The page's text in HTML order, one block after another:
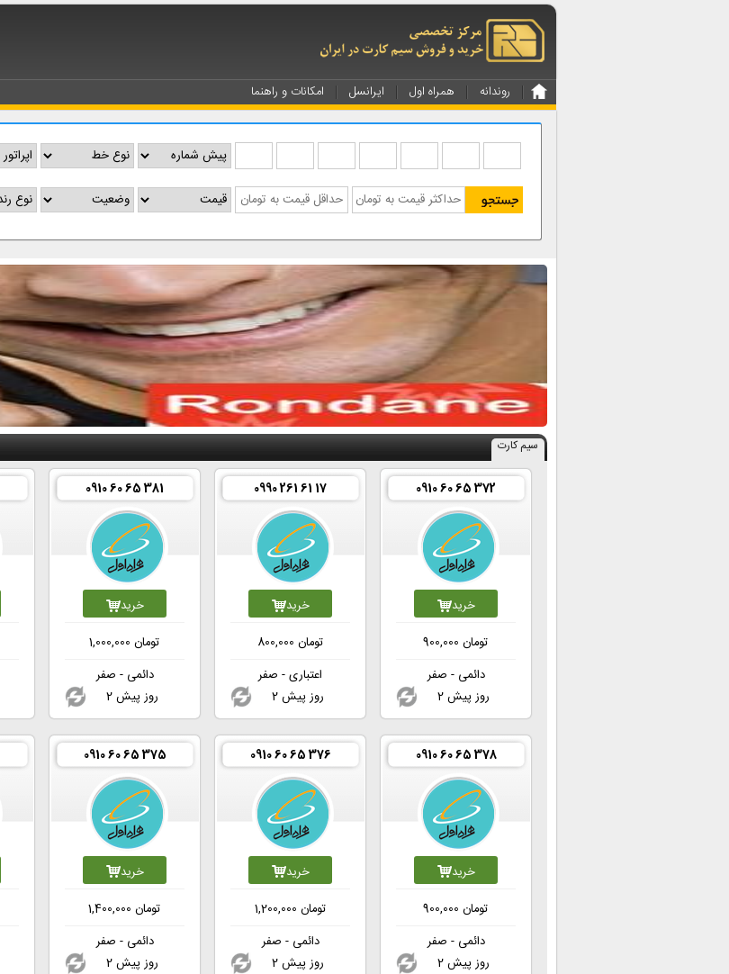
روندانه همراه اول ایرانسل امکانات و راهنما
سیم کارت
0910 60 65 372
خرید
900,000تومان
دائمی - صفر
2 روز پیش
0990 261 61 17
خرید
800,000 تومان
اعتباری - صفر
2 روز پیش
0910 60 65 381
خرید
1,000,000تومان
دائمی - صفر
2 روز پیش
0910 60 65 378
خرید
900,000تومان
دائمی - صفر
2 روز پیش
0910 60 65 376
خرید
1,200,000 تومان
دائمی - صفر
2 روز پیش
0910 60 65 375
خرید
1,400,000تومان
دائمی - صفر
2 روز پیش